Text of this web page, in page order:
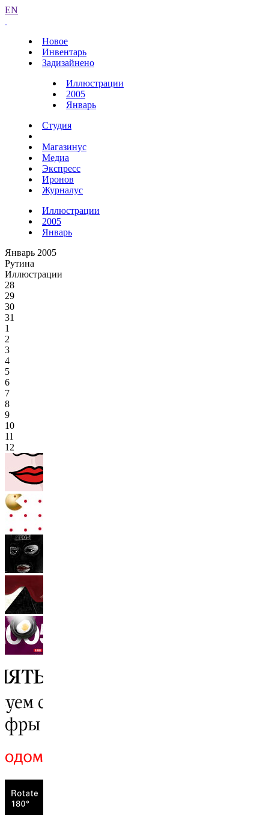
EN
Новое
Инвентарь
Задизайнено
Иллюстрации
2005
Январь
Студия
Магазинус
Медиа
Экспресс
Иронов
Журналус
Иллюстрации
2005
Январь
Январь 2005
Рутина
Иллюстрации
28
29
30
31
1
2
3
4
5
6
7
8
9
10
11
12